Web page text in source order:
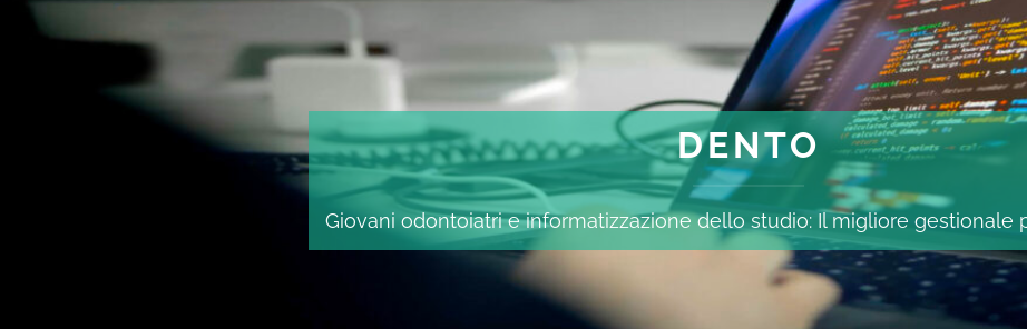
DENTO
Giovani odontoiatri e informatizzazione dello studio: Il migliore gestionale